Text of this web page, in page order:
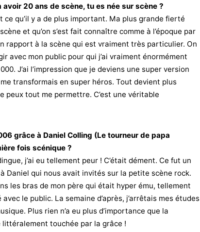
20 ans de scène, tu es née sur scène ?
ce qu’il y a de plus important. Ma plus grande fierté
et qu’on s’est fait connaître comme à l’époque par
rapport à la scène qui est vraiment très particulier. On
avec mon public pour qui j’ai vraiment énormément
J’ai l’impression que je deviens une super version
transformais en super héros. Tout devient plus
peux tout me permettre. C’est une véritable
grâce à Daniel Colling (Le tourneur de papa
fois scénique ?
j’ai eu tellement peur ! C’était dément. Ce fut un
Daniel qui nous avait invités sur la petite scène rock.
les bras de mon père qui était hyper ému, tellement
le public. La semaine d’après, j’arrêtais mes études
Plus rien n’a eu plus d’importance que la
littéralement touchée par la grâce !